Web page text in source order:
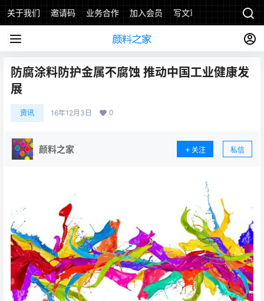
关于我们 邀请码 业务合作 加入会员 写文章
防腐涂料防护金属不腐蚀 推动中国工业健康发
展
资讯 16年12月3日 0
颜料之家 关注 私信